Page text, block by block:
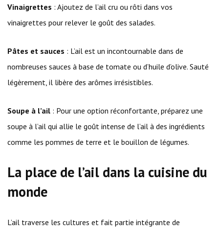
Vinaigrettes : Ajoutez de l’ail cru ou rôti dans vos
vinaigrettes pour relever le goût des salades.
Pâtes et sauces : L’ail est un incontournable dans de
nombreuses sauces à base de tomate ou d’huile d’olive. Sauté
légèrement, il libère des arômes irrésistibles.
Soupe à l’ail : Pour une option réconfortante, préparez une
soupe à l’ail qui allie le goût intense de l’ail à des ingrédients
comme les pommes de terre et le bouillon de légumes.
La place de l’ail dans la cuisine du
monde
L’ail traverse les cultures et fait partie intégrante de